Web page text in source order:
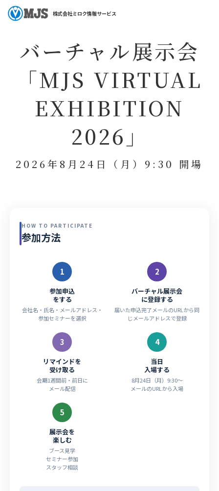
株式会社ミロク情報サービス
ホーム セミナー特集
バーチャル展示会
「MJS VIRTUAL
EXHIBITION
2026」
2026年8月24日（月）9:30 開場
HOW TO PARTICIPATE
参加方法
1
参加申込
をする
会社名・氏名・メールアドレス・
参加セミナーを選択
2
バーチャル展示会
に登録する
届いた申込完了メールのURLから同
じメールアドレスで登録
3
リマインドを
受け取る
会期1週間前・前日に
メール配信
4
当日
入場する
8月24日（月）9:30〜
メールのURLから入場
5
展示会を
楽しむ
ブース見学
セミナー参加
スタッフ相談